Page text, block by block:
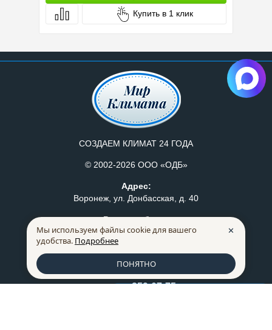
Купить в 1 клик
СОЗДАЕМ КЛИМАТ 24 ГОДА
© 2002-2026 ООО «ОДБ»
Адрес:
Воронеж, ул. Донбасская, д. 40
Режим работы:
Пн-Пт: с 8:30 до 17:30
Политика конфидециальности
Правила продажи товаров
+7 (473)259-07-75
Мы используем файлы cookie для вашего
удобства. Подробнее
✕
ПОНЯТНО